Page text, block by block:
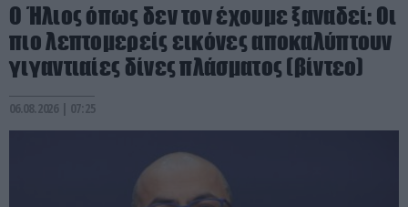
Ο Ήλιος όπως δεν τον έχουμε ξαναδεί: Οι
πιο λεπτομερείς εικόνες αποκαλύπτουν
γιγαντιαίες δίνες πλάσματος (βίντεο)
06.08.2026 | 07:25